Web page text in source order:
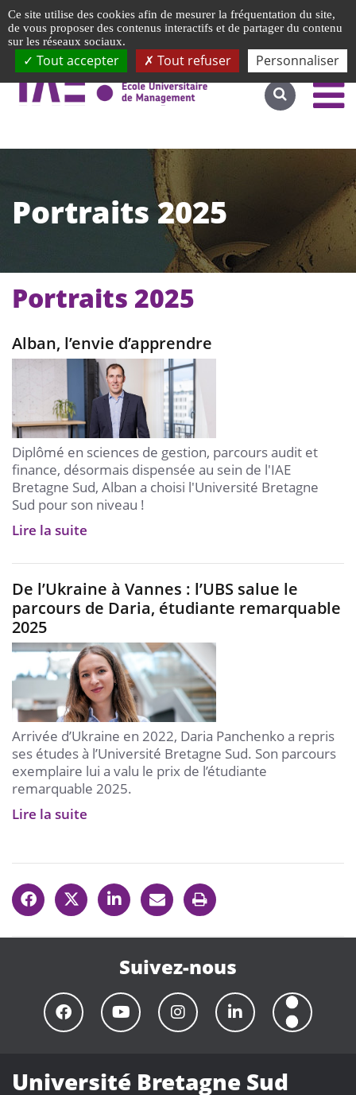
Accéder au site complet
Portraits 2025
Portraits 2025
Alban, l’envie d’apprendre
Diplômé en sciences de gestion, parcours audit et
finance, désormais dispensée au sein de l'IAE
Bretagne Sud, Alban a choisi l'Université Bretagne
Sud pour son niveau !
Lire la suite
De l’Ukraine à Vannes : l’UBS salue le
parcours de Daria, étudiante remarquable
2025
Arrivée d’Ukraine en 2022, Daria Panchenko a repris
ses études à l’Université Bretagne Sud. Son parcours
exemplaire lui a valu le prix de l’étudiante
remarquable 2025.
Lire la suite
Suivez-nous
Université Bretagne Sud
Ce site utilise des cookies afin de mesurer la fréquentation du site,
de vous proposer des contenus interactifs et de partager du contenu
sur les réseaux sociaux.
Tout accepter Tout refuser Personnaliser